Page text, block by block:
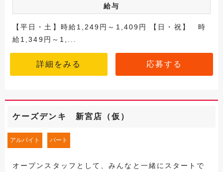
給与
【平日・土】時給1,249円～1,409円 【日・祝】 時
給1,349円～1,...
詳細をみる 応募する
ケーズデンキ 新宮店（仮）
アルバイト パート
オープンスタッフとして、みんなと一緒にスタートで